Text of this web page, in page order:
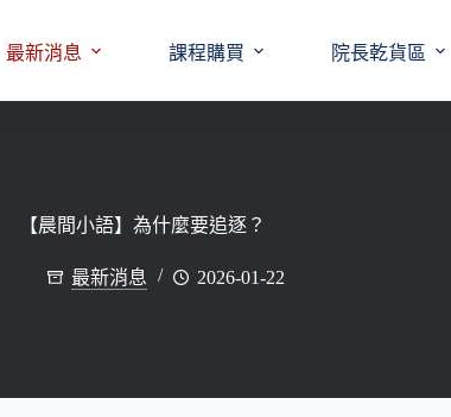
最新消息 課程購買 院長乾貨區
【晨間小語】為什麼要追逐？
最新消息 2026-01-22